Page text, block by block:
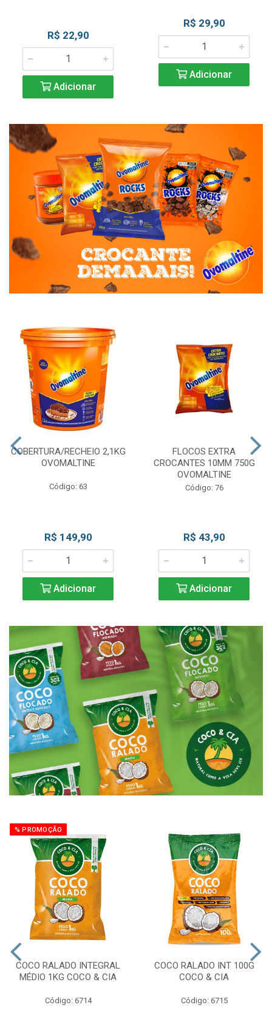
R$ 22,90
Adicionar
R$ 29,90
Adicionar
COBERTURA/RECHEIO 2,1KG
OVOMALTINE
Código: 63
R$ 149,90
Adicionar
FLOCOS EXTRA
CROCANTES 10MM 750G
OVOMALTINE
Código: 76
R$ 43,90
Adicionar
% PROMOÇÃO
COCO RALADO INTEGRAL
MÉDIO 1KG COCO & CIA
Código: 6714
COCO RALADO INT 100G
COCO & CIA
Código: 6715